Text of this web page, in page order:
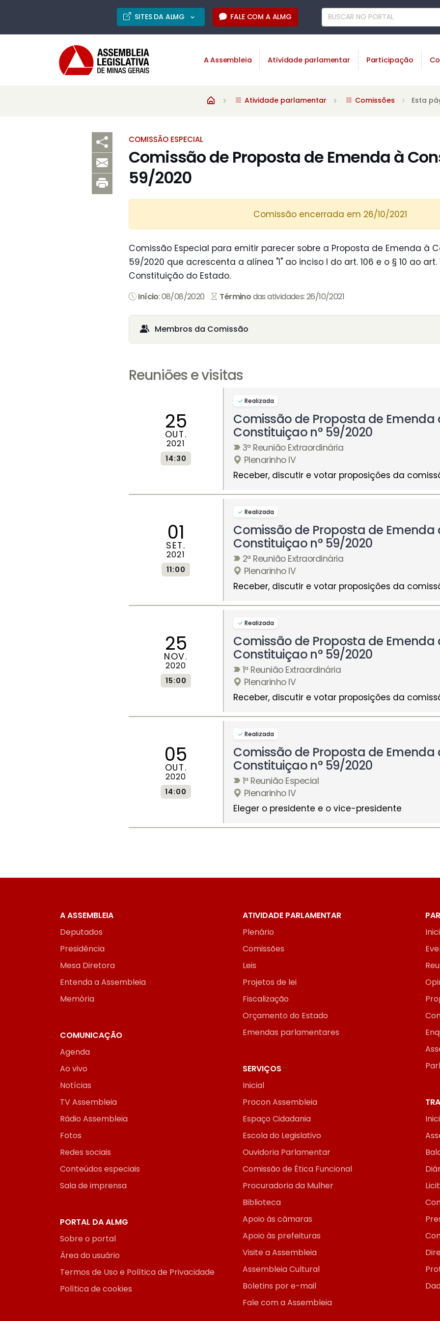
SITES DA ALMG FALE COM A ALMG
A Assembleia Atividade parlamentar Participação
Atividade parlamentar Comissões Esta
COMISSÃO ESPECIAL
Comissão de Proposta de Emenda à
59/2020
Comissão encerrada em 26/10/2021
Comissão Especial para emitir parecer sobre a Proposta de Emenda à
59/2020 que acrescenta a alínea "l" ao inciso I do art. 106 e o § 10 ao art.
Constituição do Estado.
Início: 08/08/2020 Términodas atividades: 26/10/2021
Membros da Comissão
Reuniões e visitas
25
OUT.
2021
14:30
Realizada
Comissão de Proposta de Emenda
Constituiçao n° 59/2020
3ª Reunião Extraordinária
Plenarinho IV
Receber, discutir e votar proposições da
01
SET.
2021
11:00
Realizada
Comissão de Proposta de Emenda
Constituiçao n° 59/2020
2ª Reunião Extraordinária
Plenarinho IV
Receber, discutir e votar proposições da
25
NOV.
2020
15:00
Realizada
Comissão de Proposta de Emenda
Constituiçao n° 59/2020
1ª Reunião Extraordinária
Plenarinho IV
Receber, discutir e votar proposições da
05
OUT.
2020
14:00
Realizada
Comissão de Proposta de Emenda
Constituiçao n° 59/2020
1ª Reunião Especial
Plenarinho IV
Eleger o presidente e o vice-presidente
A ASSEMBLEIA
Deputados
Presidência
Mesa Diretora
Entenda a Assembleia
Memória
ATIVIDADE PARLAMENTAR
Plenário
Comissões
Leis
Projetos de lei
Fiscalização
Orçamento do Estado
Emendas parlamentares
COMUNICAÇÃO
Agenda
Ao vivo
Notícias
TV Assembleia
Rádio Assembleia
Fotos
Redes sociais
Conteúdos especiais
Sala de imprensa
SERVIÇOS
Inicial
Procon Assembleia
Espaço Cidadania
Escola do Legislativo
Ouvidoria Parlamentar
Comissão de Ética Funcional
Procuradoria da Mulher
Biblioteca
Apoio às câmaras
Apoio às prefeituras
Visite a Assembleia
Assembleia Cultural
Boletins por e-mail
Fale com a Assembleia
PORTAL DA ALMG
Sobre o portal
Área do usuário
Termos de Uso e Política de Privacidade
Política de cookies